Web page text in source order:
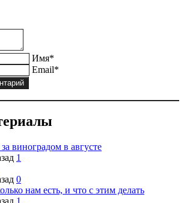
Имя*
Email*
виноградом в августе
1
0
нам есть, и что с этим делать
1